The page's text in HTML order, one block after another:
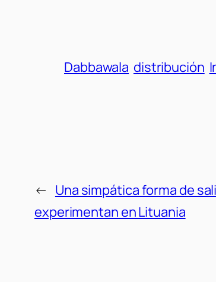
Dabbawala distribución
← Una simpática forma de
experimentan en Lituania